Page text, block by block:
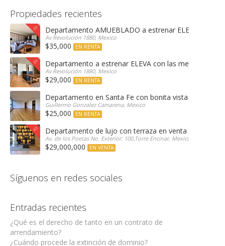
Propiedades recientes
Departamento AMUEBLADO a estrenar ELEVA con
Av Revolución 1880, Mexico
$35,000 EN RENTA
Departamento a estrenar ELEVA con las mejores
Av Revolución 1880, Mexico
$29,000 EN RENTA
Departamento en Santa Fe con bonita vista arbolada
Guillermo Gonzalez Camarena, Mexico
$25,000 EN RENTA
Departamento de lujo con terraza en venta Encinar en
Av. de los Poetas No. Exterior: 100,Torre Encinar, Mexico
$29,000,000 EN VENTA
Síguenos en redes sociales
Entradas recientes
¿Qué es el derecho de tanto en un contrato de
arrendamiento?
¿Cuándo procede la extinción de dominio?